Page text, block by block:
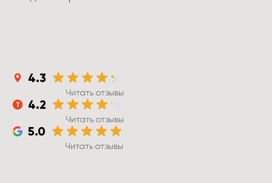
4.3
Читать отзывы
4.2
Читать отзывы
5.0
Читать отзывы